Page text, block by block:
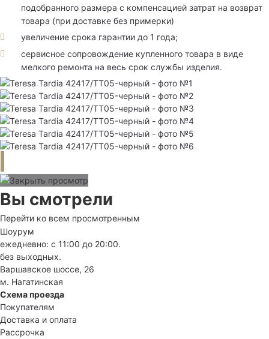
подобранного размера с компенсацией затрат на возврат
товара (при доставке без примерки)
увеличение срока гарантии до 1 года;
сервисное сопровождение купленного товара в виде
мелкого ремонта на весь срок службы изделия.
Вы смотрели
Перейти ко всем просмотренным
Шоурум
ежедневно: с 11:00 до 20:00.
без выходных.
Варшавское шоссе, 26
м. Нагатинская
Схема проезда
Покупателям
Доставка и оплата
Рассрочка